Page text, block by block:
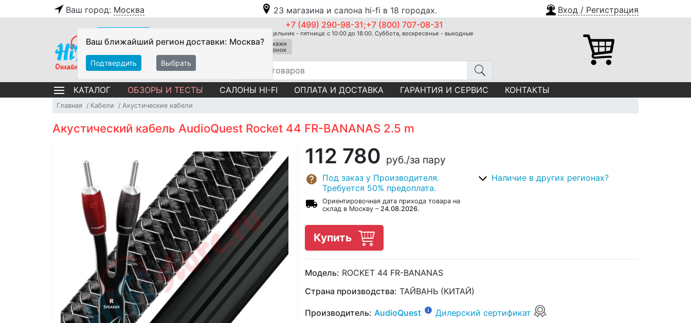
Ваш город: Москва 23 магазина и салона hi-fi в 18 городах. Вход / Регистрация
Ваш ближайший регион доставки: Москва?
Подтвердить Выбрать
+7 (499) 290-98-31;+7 (800) 707-08-31
Понедельник - пятница: с 10:00 до 18:00. Суббота, воскресенье - выходные
Закажи
звонок
КАТАЛОГ ОБЗОРЫ И ТЕСТЫ САЛОНЫ HI-FI ОПЛАТА И ДОСТАВКА ГАРАНТИЯ И СЕРВИС КОНТАКТЫ
Главная Кабели Акустические кабели
Акустический кабель AudioQuest Rocket 44 FR-BANANAS 2.5 m
112 780 руб./за пару
Под заказ у Производителя.
Требуется 50% предоплата.
Ориентировочная дата прихода товара на
склад в Москву – 24.08.2026.
Наличие в других регионах?
Купить
Модель: ROCKET 44 FR-BANANAS
Страна производства: ТАЙВАНЬ (КИТАЙ)
Производитель: AudioQuest
Дилерский сертификат